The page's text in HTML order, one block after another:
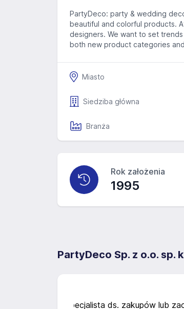
PartyDeco: party & wedding
beautiful and colorful products.
designers. We want to set
both new product categories
Miasto
Siedziba główna
Branża
Rok założenia
1995
PartyDeco Sp. z o.o. sp.
Specjalista ds. zakupów lub